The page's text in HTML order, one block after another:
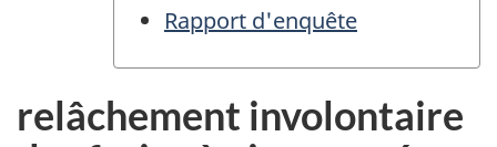
Rapport d'enquête
relâchement involontaire